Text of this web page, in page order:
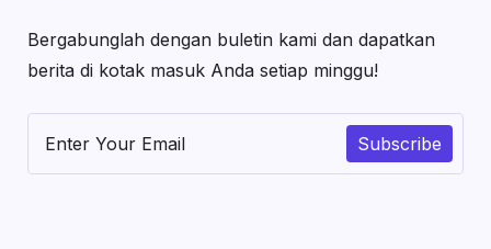
Bergabunglah dengan buletin kami dan dapatkan
berita di kotak masuk Anda setiap minggu!
Subscribe